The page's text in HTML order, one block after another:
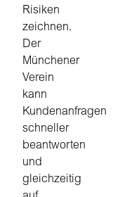
Risiken
zeichnen.
Der
Münchener
Verein
kann
Kundenanfragen
schneller
beantworten
und
gleichzeitig